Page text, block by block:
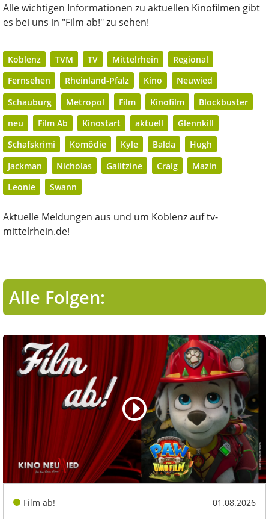
Alle wichtigen Informationen zu aktuellen Kinofilmen gibt
es bei uns in "Film ab!" zu sehen!
Koblenz TVM TV Mittelrhein
Regional
Fernsehen
Rheinland-Pfalz Kino
Neuwied
Schauburg
Metropol Film Kinofilm
Blockbuster
neu
Film Ab Kinostart aktuell
Glennkill
Schafskrimi
Komödie Kyle Balda
Hugh
Jackman
Nicholas Galitzine Craig
Mazin
Leonie
Swann
Aktuelle Meldungen aus und um Koblenz auf tv-
mittelrhein.de!
Alle Folgen:
Film ab! 01.08.2026